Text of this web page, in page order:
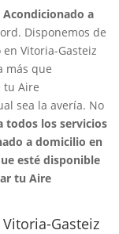
a
Disponemos de
Vitoria-Gasteiz
más que
tu Aire
sea la avería. No
todos los servicios
a domicilio en
esté disponible
tu Aire
Gasteiz